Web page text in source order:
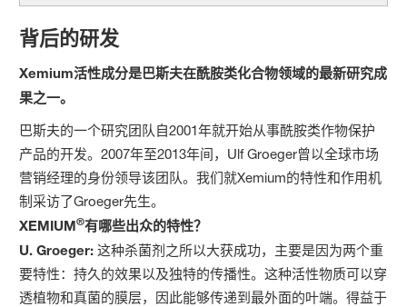
背后的研发
Xemium活性成分是巴斯夫在酰胺类化合物领域的最新研究成
果之一。
巴斯夫的一个研究团队自2001年就开始从事酰胺类作物保护
产品的开发。2007年至2013年间，Ulf Groeger曾以全球市场
营销经理的身份领导该团队。我们就Xemium的特性和作用机
制采访了Groeger先生。
XEMIUM®有哪些出众的特性？
U. Groeger:这种杀菌剂之所以大获成功，主要是因为两个重
要特性：持久的效果以及独特的传播性。这种活性物质可以穿
透植物和真菌的膜层，因此能够传递到最外面的叶端。得益于